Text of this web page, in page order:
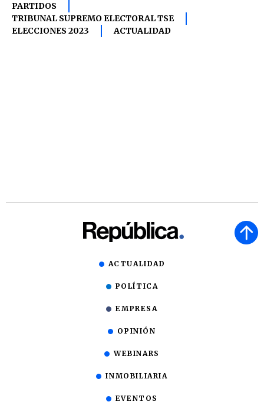
PARTIDOS
TRIBUNAL SUPREMO ELECTORAL TSE
ELECCIONES 2023
ACTUALIDAD
ACTUALIDAD
POLÍTICA
EMPRESA
OPINIÓN
WEBINARS
INMOBILIARIA
EVENTOS